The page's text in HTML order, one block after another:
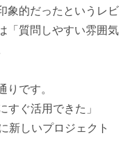
象的だったというレビ
「質問しやすい雰囲気
りです。
すぐ活用できた」
新しいプロジェクト